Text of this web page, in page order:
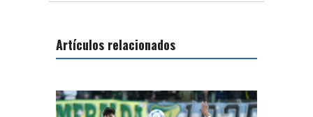
Artículos relacionados